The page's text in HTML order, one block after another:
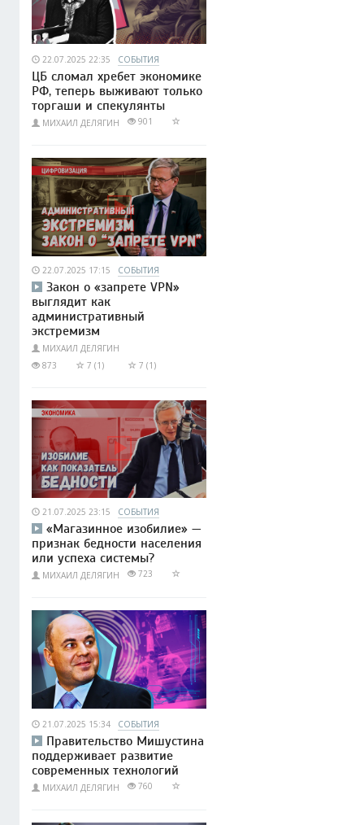
22.07.2025 22:35 СОБЫТИЯ
ЦБ сломал хребет экономике
РФ, теперь выживают только
торгаши и спекулянты
МИХАИЛ ДЕЛЯГИН 901
22.07.2025 17:15 СОБЫТИЯ
Закон о «запрете VPN»
выглядит как
административный
экстремизм
МИХАИЛ ДЕЛЯГИН
873
7 (1) 7 (1)
21.07.2025 23:15 СОБЫТИЯ
«Магазинное изобилие» —
признак бедности населения
или успеха системы?
МИХАИЛ ДЕЛЯГИН 723
21.07.2025 15:34 СОБЫТИЯ
Правительство Мишустина
поддерживает развитие
современных технологий
МИХАИЛ ДЕЛЯГИН 760